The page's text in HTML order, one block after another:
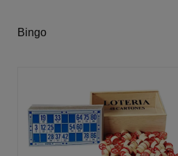
Bingo